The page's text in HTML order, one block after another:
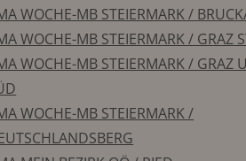
WOCHE-MB STEIERMARK /
WOCHE-MB STEIERMARK / GRAZ
WOCHE-MB STEIERMARK / GRAZ
WOCHE-MB STEIERMARK /